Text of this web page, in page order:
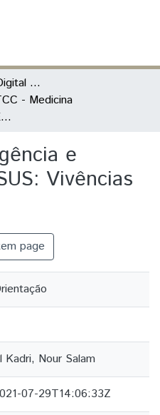
UNILA | Biblioteca Digital de Trabalhos de Conclusão de Curso
- Medicina
Internato em Urgência e Emergência do SUS: Vivências e Aprendizados
e
Vivências
page
Kadri, Nour Salam
07-29T14:06:33Z